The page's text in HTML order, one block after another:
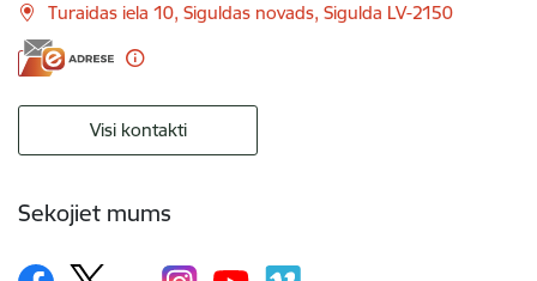
Turaidas iela 10, Siguldas novads, Sigulda LV-2150
Visi kontakti
Sekojiet mums